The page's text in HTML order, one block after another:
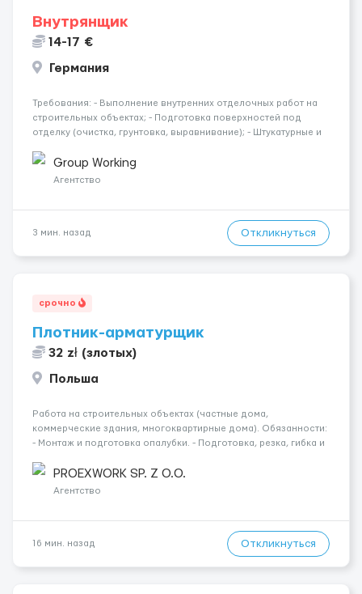
Внутрянщик
14-17 €
Германия
Требования: - Выполнение внутренних отделочных работ на
строительных объектах; - Подготовка поверхностей под
отделку (очистка, грунтовка, выравнивание); - Штукатурные и
(стены, перегородки, потолки); - Укладка плитки на стены и п...
Group Working
Агентство
3 мин. назад Откликнуться
срочно
Плотник-арматурщик
32 zł (злотых)
Польша
Работа на строительных объектах (частные дома,
коммерческие здания, многоквартирные дома). Обязанности:
- Монтаж и подготовка опалубки. - Подготовка, резка, гибка и
Связка арматурных стержней. - Заливка бетона. - Демонтаж
опалубки после за...
PROEXWORK SP. Z O.O.
Агентство
16 мин. назад Откликнуться